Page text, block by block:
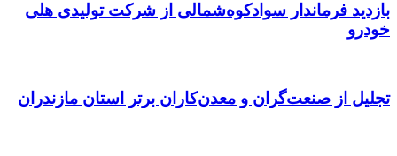
بازدید فرماندار سوادکوه‌شمالی از شرکت تولیدی هلی
خودرو
تجلیل از صنعت‌گران و معدن‌کاران برتر استان مازندران